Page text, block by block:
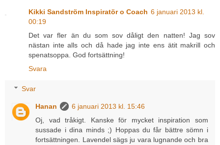
Kikki Sandström Inspiratör o Coach 6 januari 2013 kl.
00:19
Det var fler än du som sov dåligt den natten! Jag sov
nästan inte alls och då hade jag inte ens ätit makrill och
spenatsoppa. God fortsättning!
Svara
Svar
Hanan
6 januari 2013 kl. 15:46
Oj, vad tråkigt. Kanske för mycket inspiration som
sussade i dina minds ;) Hoppas du får bättre sömn i
fortsättningen. Lavendel sägs ju vara lugnande och bra